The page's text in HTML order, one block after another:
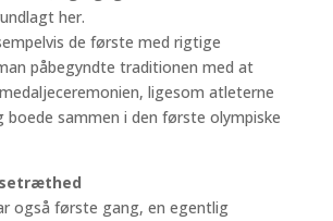
her.
de første med rigtige
påbegyndte traditionen med at
ligesom atleterne
sammen i den første olympiske
også første gang, en egentlig